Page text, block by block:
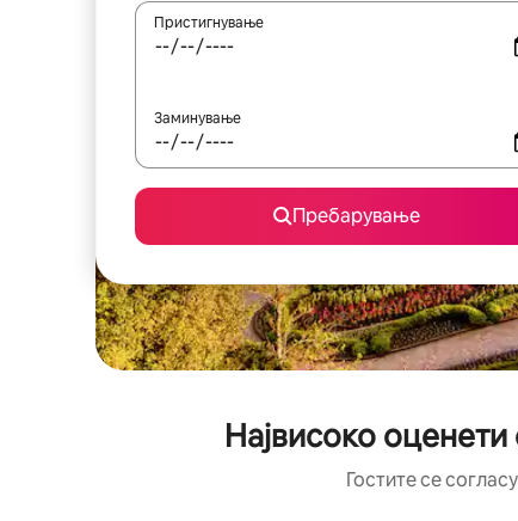
Пристигнување
Заминување
Пребарување
Највисоко
Гостите се